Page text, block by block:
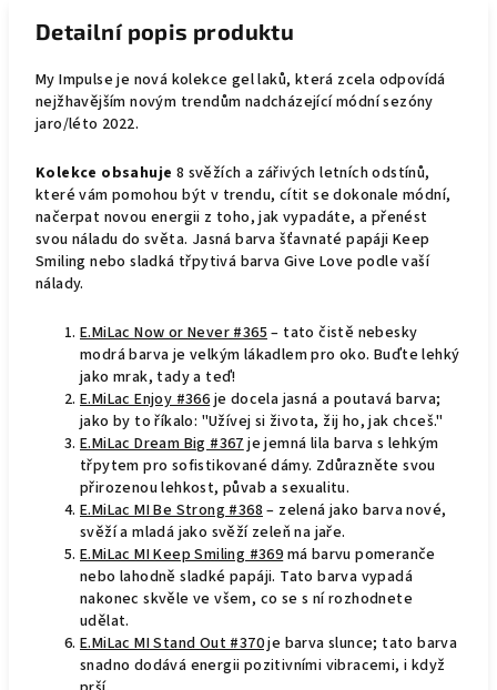
Detailní popis produktu
My Impulse je nová kolekce gel laků, která zcela odpovídá
nejžhavějším novým trendům nadcházející módní sezóny
jaro/léto 2022.
Kolekce obsahuje 8 svěžích a zářivých letních odstínů,
které vám pomohou být v trendu, cítit se dokonale módní,
načerpat novou energii z toho, jak vypadáte, a přenést
svou náladu do světa. Jasná barva šťavnaté papáji Keep
Smiling nebo sladká třpytivá barva Give Love podle vaší
nálady.
E.MiLac Now or Never #365– tato čistě nebesky
modrá barva je velkým lákadlem pro oko. Buďte lehký
jako mrak, tady a teď!
E.MiLac Enjoy #366je docela jasná a poutavá barva;
jako by to říkalo: "Užívej si života, žij ho, jak chceš."
E.MiLac Dream Big #367je jemná lila barva s lehkým
třpytem pro sofistikované dámy. Zdůrazněte svou
přirozenou lehkost, půvab a sexualitu.
E.MiLac MI Be Strong #368– zelená jako barva nové,
svěží a mladá jako svěží zeleň na jaře.
E.MiLac MI Keep Smiling #369má barvu pomeranče
nebo lahodně sladké papáji. Tato barva vypadá
nakonec skvěle ve všem, co se s ní rozhodnete
udělat.
E.MiLac MI Stand Out #370je barva slunce; tato barva
snadno dodává energii pozitivními vibracemi, i když